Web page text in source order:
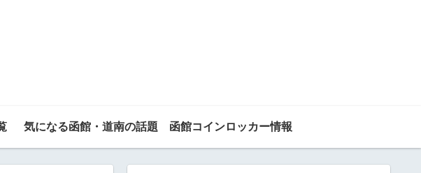
気になる函館・道南の話題 函館コインロッカー情報